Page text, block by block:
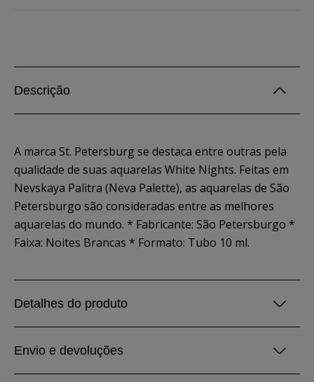
Descrição
A marca St. Petersburg se destaca entre outras pela
qualidade de suas aquarelas White Nights. Feitas em
Nevskaya Palitra (Neva Palette), as aquarelas de São
Petersburgo são consideradas entre as melhores
aquarelas do mundo. * Fabricante: São Petersburgo *
Faixa: Noites Brancas * Formato: Tubo 10 ml.
Detalhes do produto
Envio e devoluções